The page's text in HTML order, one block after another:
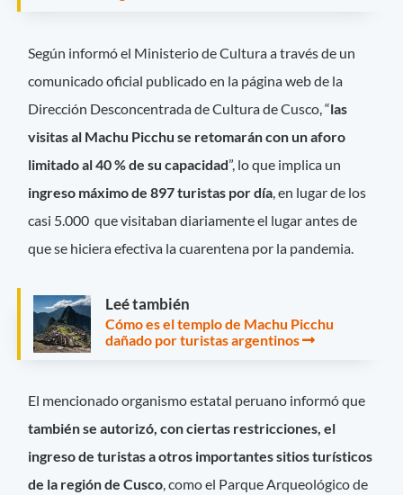
Según informó el Ministerio de Cultura a través de un
comunicado oficial publicado en la página web de la
Dirección Desconcentrada de Cultura de Cusco, “las
visitas al Machu Picchu se retomarán con un aforo
limitado al 40 % de su capacidad”, lo que implica un
ingreso máximo de 897 turistas por día , en lugar de los
casi 5.000 que visitaban diariamente el lugar antes de
que se hiciera efectiva la cuarentena por la pandemia.
Leé también
Cómo es el templo de Machu Picchu
dañado por turistas argentinos
El mencionado organismo estatal peruano informó que
también se autorizó, con ciertas restricciones, el
ingreso de turistas a otros importantes sitios turísticos
de la región de Cusco, como el Parque Arqueológico de